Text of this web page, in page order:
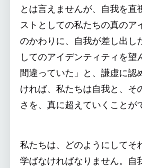
とは言えませんが、自我を直
ストとしての私たちの真のア
のかわりに、自我が差し出し
してのアイデンティティを望
間違っていた」と、謙虚に認
ければ、私たちは自我と、そ
さを、真に超えていくことが
私たちは、どのようにしてそ
学ばなければなりません。自